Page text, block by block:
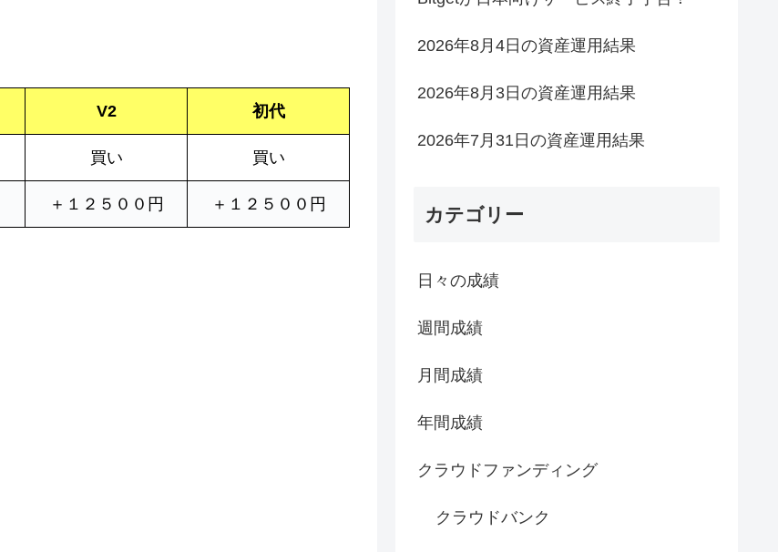
V2 初代
買い 買い
＋１２５００円 ＋１２５００円
2026年8月4日の資産運用結果
2026年8月3日の資産運用結果
2026年7月31日の資産運用結果
カテゴリー
日々の成績
週間成績
月間成績
年間成績
クラウドファンディング
クラウドバンク